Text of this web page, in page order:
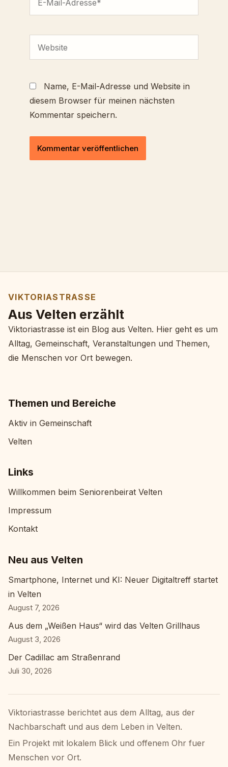
Name, E-Mail-Adresse und Website in
diesem Browser für meinen nächsten
Kommentar speichern.
VIKTORIASTRASSE
Aus Velten erzählt
Viktoriastrasse ist ein Blog aus Velten. Hier geht es um
Alltag, Gemeinschaft, Veranstaltungen und Themen,
die Menschen vor Ort bewegen.
Themen und Bereiche
Aktiv in Gemeinschaft
Velten
Links
Willkommen beim Seniorenbeirat Velten
Impressum
Kontakt
Neu aus Velten
Smartphone, Internet und KI: Neuer Digitaltreff startet
in Velten
August 7, 2026
Aus dem „Weißen Haus“ wird das Velten Grillhaus
August 3, 2026
Der Cadillac am Straßenrand
Juli 30, 2026
Viktoriastrasse berichtet aus dem Alltag, aus der
Nachbarschaft und aus dem Leben in Velten.
Ein Projekt mit lokalem Blick und offenem Ohr fuer
Menschen vor Ort.